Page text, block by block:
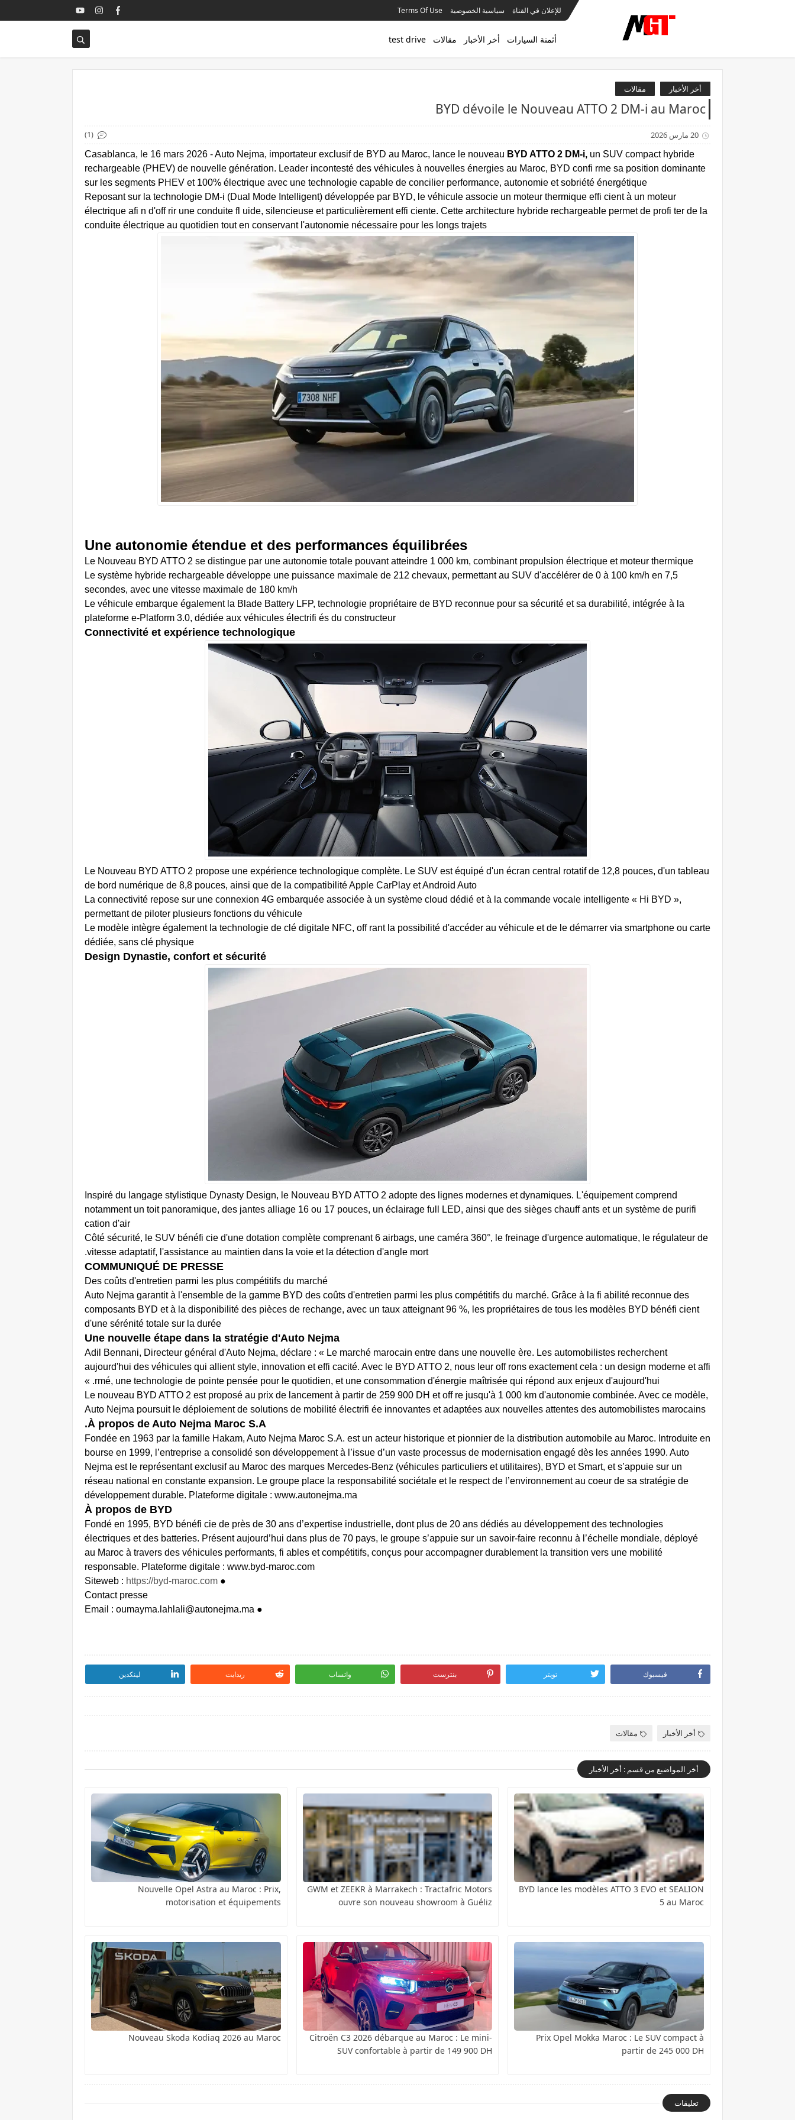
للإعلان في القناة سياسية الخصوصية Terms Of Use
أثمنة السيارات أخر الأخبار مقالات test drive
أخر الأخبار مقالات
BYD dévoile le Nouveau ATTO 2 DM-i au Maroc
20 مارس 2026 (1)
Casablanca, le 16 mars 2026 - Auto Nejma, importateur exclusif de BYD au Maroc, lance le nouveau BYD ATTO 2 DM-i, un SUV compact hybride
rechargeable (PHEV) de nouvelle génération. Leader incontesté des véhicules à nouvelles énergies au Maroc, BYD confi rme sa position dominante
sur les segments PHEV et 100% électrique avec une technologie capable de concilier performance, autonomie et sobriété énergétique
Reposant sur la technologie DM-i (Dual Mode Intelligent) développée par BYD, le véhicule associe un moteur thermique effi cient à un moteur
électrique afi n d'off rir une conduite fl uide, silencieuse et particulièrement effi ciente. Cette architecture hybride rechargeable permet de profi ter de la
conduite électrique au quotidien tout en conservant l'autonomie nécessaire pour les longs trajets
Une autonomie étendue et des performances équilibrées
Le Nouveau BYD ATTO 2 se distingue par une autonomie totale pouvant atteindre 1 000 km, combinant propulsion électrique et moteur thermique
Le système hybride rechargeable développe une puissance maximale de 212 chevaux, permettant au SUV d'accélérer de 0 à 100 km/h en 7,5
secondes, avec une vitesse maximale de 180 km/h
Le véhicule embarque également la Blade Battery LFP, technologie propriétaire de BYD reconnue pour sa sécurité et sa durabilité, intégrée à la
plateforme e-Platform 3.0, dédiée aux véhicules électrifi és du constructeur
Connectivité et expérience technologique
Le Nouveau BYD ATTO 2 propose une expérience technologique complète. Le SUV est équipé d'un écran central rotatif de 12,8 pouces, d'un tableau
de bord numérique de 8,8 pouces, ainsi que de la compatibilité Apple CarPlay et Android Auto
La connectivité repose sur une connexion 4G embarquée associée à un système cloud dédié et à la commande vocale intelligente « Hi BYD »,
permettant de piloter plusieurs fonctions du véhicule
Le modèle intègre également la technologie de clé digitale NFC, off rant la possibilité d'accéder au véhicule et de le démarrer via smartphone ou carte
dédiée, sans clé physique
Design Dynastie, confort et sécurité
Inspiré du langage stylistique Dynasty Design, le Nouveau BYD ATTO 2 adopte des lignes modernes et dynamiques. L'équipement comprend
notamment un toit panoramique, des jantes alliage 16 ou 17 pouces, un éclairage full LED, ainsi que des sièges chauff ants et un système de purifi
cation d'air
Côté sécurité, le SUV bénéfi cie d'une dotation complète comprenant 6 airbags, une caméra 360°, le freinage d'urgence automatique, le régulateur de
vitesse adaptatif, l'assistance au maintien dans la voie et la détection d'angle mort.
COMMUNIQUÉ DE PRESSE
Des coûts d'entretien parmi les plus compétitifs du marché
Auto Nejma garantit à l'ensemble de la gamme BYD des coûts d'entretien parmi les plus compétitifs du marché. Grâce à la fi abilité reconnue des
composants BYD et à la disponibilité des pièces de rechange, avec un taux atteignant 96 %, les propriétaires de tous les modèles BYD bénéfi cient
d'une sérénité totale sur la durée
Une nouvelle étape dans la stratégie d'Auto Nejma
Adil Bennani, Directeur général d'Auto Nejma, déclare : « Le marché marocain entre dans une nouvelle ère. Les automobilistes recherchent
aujourd'hui des véhicules qui allient style, innovation et effi cacité. Avec le BYD ATTO 2, nous leur off rons exactement cela : un design moderne et affi
rmé, une technologie de pointe pensée pour le quotidien, et une consommation d'énergie maîtrisée qui répond aux enjeux d'aujourd'hui. »
Le nouveau BYD ATTO 2 est proposé au prix de lancement à partir de 259 900 DH et off re jusqu'à 1 000 km d'autonomie combinée. Avec ce modèle,
Auto Nejma poursuit le déploiement de solutions de mobilité électrifi ée innovantes et adaptées aux nouvelles attentes des automobilistes marocains
À propos de Auto Nejma Maroc S.A.
Fondée en 1963 par la famille Hakam, Auto Nejma Maroc S.A. est un acteur historique et pionnier de la distribution automobile au Maroc. Introduite en
bourse en 1999, l’entreprise a consolidé son développement à l’issue d’un vaste processus de modernisation engagé dès les années 1990. Auto
Nejma est le représentant exclusif au Maroc des marques Mercedes-Benz (véhicules particuliers et utilitaires), BYD et Smart, et s’appuie sur un
réseau national en constante expansion. Le groupe place la responsabilité sociétale et le respect de l’environnement au coeur de sa stratégie de
développement durable. Plateforme digitale : www.autonejma.ma
À propos de BYD
Fondé en 1995, BYD bénéfi cie de près de 30 ans d’expertise industrielle, dont plus de 20 ans dédiés au développement des technologies
électriques et des batteries. Présent aujourd’hui dans plus de 70 pays, le groupe s’appuie sur un savoir-faire reconnu à l’échelle mondiale, déployé
au Maroc à travers des véhicules performants, fi ables et compétitifs, conçus pour accompagner durablement la transition vers une mobilité
responsable. Plateforme digitale : www.byd-maroc.com
● Siteweb :
https://byd-maroc.com
Contact presse
● Email : oumayma.lahlali@autonejma.ma
فيسبوك تويتر بنترست واتساب ريدايت لينكدين
أخر الأخبار مقالات
أخر المواضيع من قسم : أخر الأخبار
BYD lance les modèles ATTO 3 EVO et SEALION
5 au Maroc
GWM et ZEEKR à Marrakech : Tractafric Motors
ouvre son nouveau showroom à Guéliz
Nouvelle Opel Astra au Maroc : Prix,
motorisation et équipements
Prix Opel Mokka Maroc : Le SUV compact à
partir de 245 000 DH
Citroën C3 2026 débarque au Maroc : Le mini-
SUV confortable à partir de 149 900 DH
Nouveau Skoda Kodiaq 2026 au Maroc
تعليقات